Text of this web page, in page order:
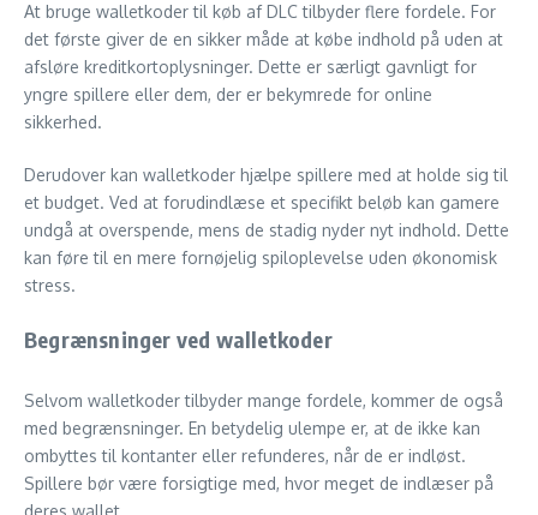
At bruge walletkoder til køb af DLC tilbyder flere fordele. For
det første giver de en sikker måde at købe indhold på uden at
afsløre kreditkortoplysninger. Dette er særligt gavnligt for
yngre spillere eller dem, der er bekymrede for online
sikkerhed.
Derudover kan walletkoder hjælpe spillere med at holde sig til
et budget. Ved at forudindlæse et specifikt beløb kan gamere
undgå at overspende, mens de stadig nyder nyt indhold. Dette
kan føre til en mere fornøjelig spiloplevelse uden økonomisk
stress.
Begrænsninger ved walletkoder
Selvom walletkoder tilbyder mange fordele, kommer de også
med begrænsninger. En betydelig ulempe er, at de ikke kan
ombyttes til kontanter eller refunderes, når de er indløst.
Spillere bør være forsigtige med, hvor meget de indlæser på